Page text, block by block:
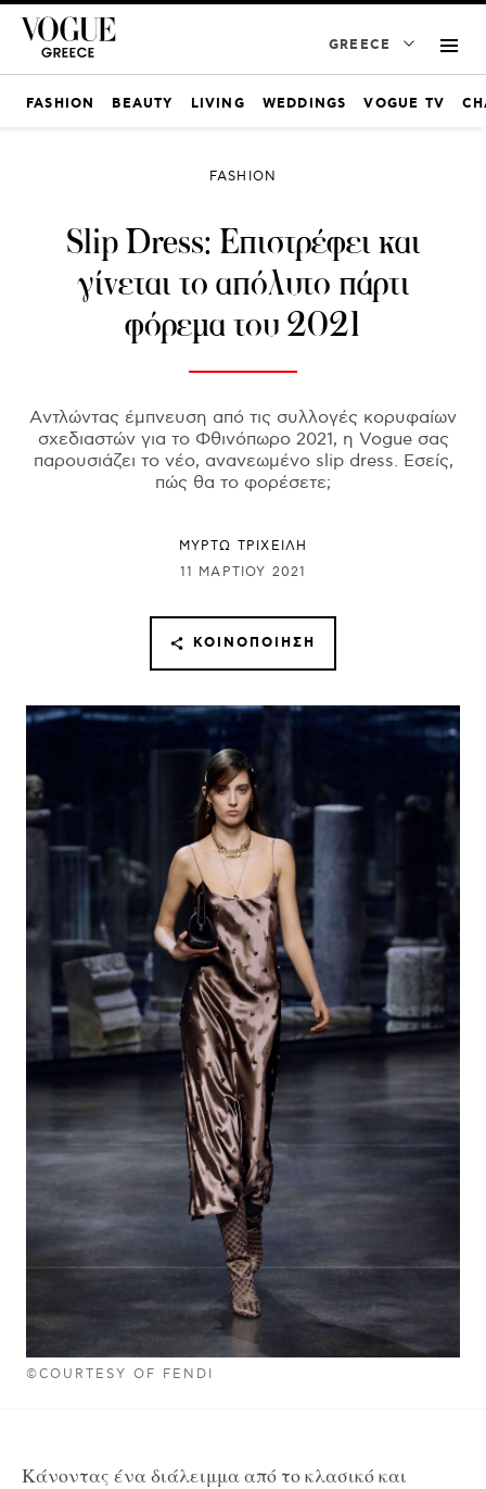
GREECE
FASHION BEAUTY LIVING WEDDINGS VOGUE TV
©COURTESY OF FENDI
FASHION
Slip Dress: Επιστρέφει και
γίνεται το απόλυτο πάρτι
φόρεμα του 2021
Aντλώντας έμπνευση από τις συλλογές κορυφαίων
σχεδιαστών για το Φθινόπωρο 2021, η Vogue σας
παρουσιάζει το νέο, ανανεωμένο slip dress. Εσείς,
πώς θα το φορέσετε;
ΜΥΡΤΩ ΤΡΙΧΕΙΛΗ
11 ΜΑΡΤΊΟΥ 2021
ΚΟΙΝΟΠΟΊΗΣΗ
Κάνοντας ένα διάλειμμα από το κλασικό και